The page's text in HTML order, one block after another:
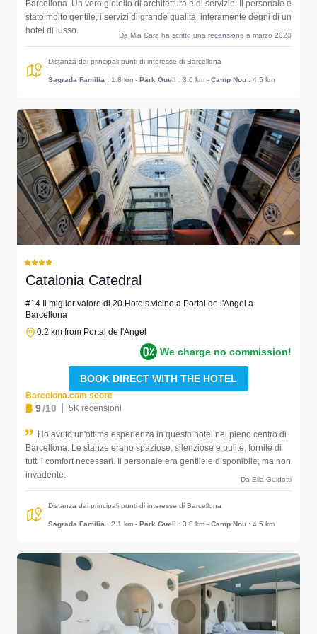
Barcellona. Un vero gioiello di architettura e di servizio. Il personale è
stato molto gentile, i servizi di grande qualità, interamente degni di un
hotel di lusso.
Da Mia Cara ha scritto una recensione a marzo 2023
Distanza dai principali punti di interesse di Barcellona
Sagrada Familia : 1.8 km - Park Guell : 3.6 km - Camp Nou : 4.5 km
Catalonia Catedral
#14 Il miglior valore di 20 Hotels vicino a Portal de l'Angel a
Barcellona
0.2 km from Portal de l'Angel
We charge no commission!
BOOK DIRECT WITH THE HOTEL
Barcelona.com score
9/10 5K recensioni
Ho avuto un'ottima esperienza in questo hotel nel pieno centro di
Barcellona. Le stanze erano spaziose, silenziose e pulite, fornite di
tutti i comfort necessari. Il personale era gentile e disponibile, ma non
invadente.
Da Ella Guidotti
Distanza dai principali punti di interesse di Barcellona
Sagrada Familia : 2.1 km - Park Guell : 3.8 km - Camp Nou : 4.5 km